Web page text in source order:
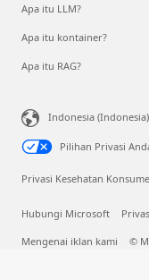
Apa itu LLM?
Apa itu kontainer?
Apa itu RAG?
Indonesia (Indonesia)
Pilihan Privasi
Privasi Kesehatan
Hubungi Microsoft
Mengenai iklan kami ©